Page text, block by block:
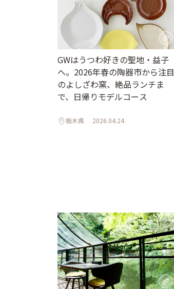
GWはうつわ好きの聖地・益子
へ。2026年春の陶器市から注目
のよしざわ窯、絶品ランチま
で、日帰りモデルコース
栃木県 2026.04.24